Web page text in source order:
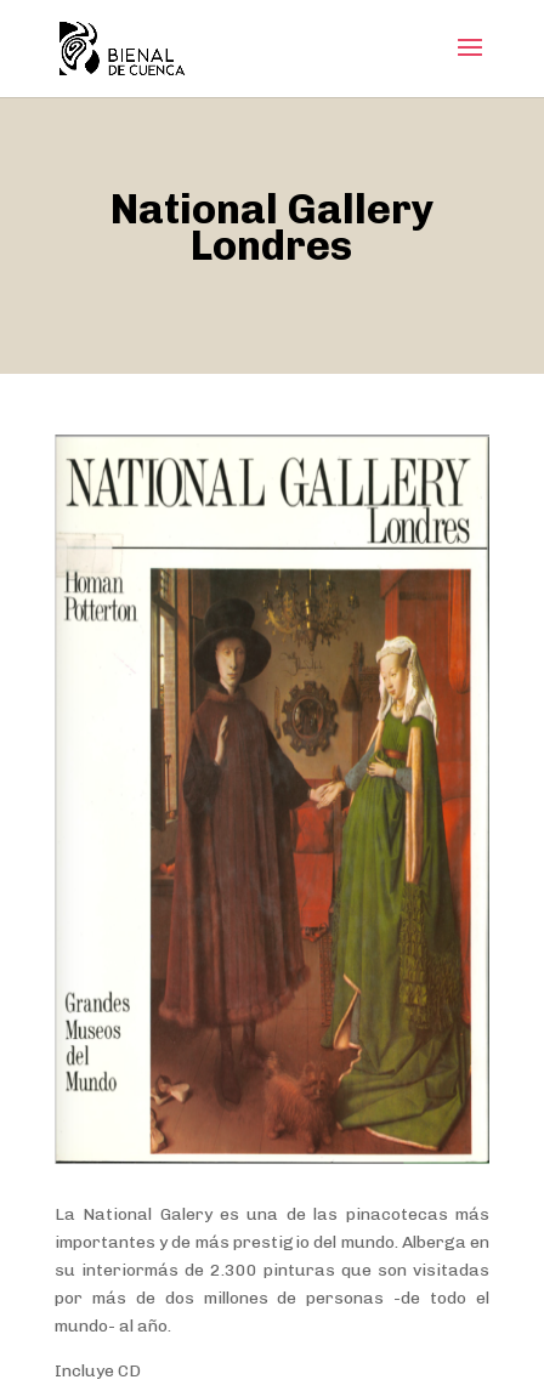
National Gallery
Londres
La National Galery es una de las pinacotecas más
importantes y de más prestigio del mundo. Alberga en
su interiormás de 2.300 pinturas que son visitadas
por más de dos millones de personas -de todo el
mundo- al año.
Incluye CD